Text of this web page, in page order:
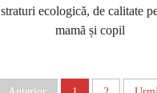
straturi ecologică, de calitate
mamă și copil